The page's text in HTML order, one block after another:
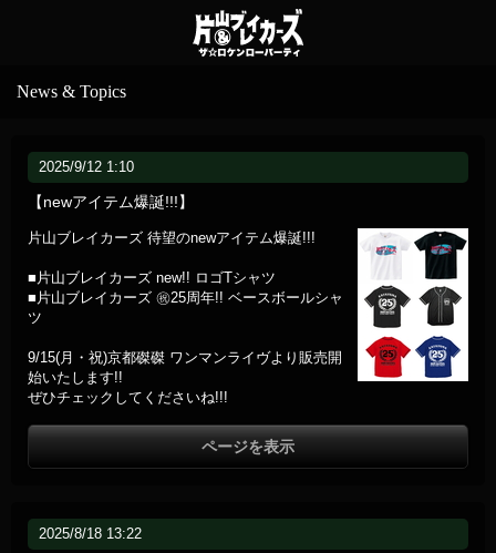
News & Topics
2025/9/12 1:10
【newアイテム爆誕!!!】
片山ブレイカーズ 待望のnewアイテム爆誕!!!
■片山ブレイカーズ new!! ロゴTシャツ
■片山ブレイカーズ ㊗️25周年!! ベースボールシャ
ツ
9/15(月・祝)京都磔磔 ワンマンライヴより販売開
始いたします!!
ぜひチェックしてくださいね!!!
ページを表示
2025/8/18 13:22